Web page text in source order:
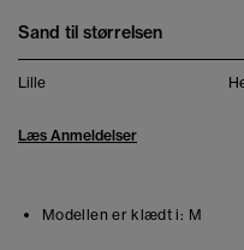
Sand til størrelsen
Lille
Læs Anmeldelser
Modellen er klædt i: M